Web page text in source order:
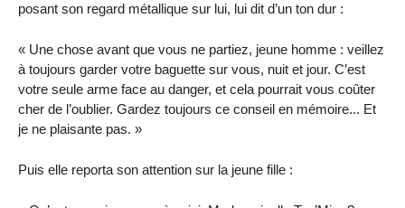
posant son regard métallique sur lui, lui dit d’un ton dur :
« Une chose avant que vous ne partiez, jeune homme : veillez
à toujours garder votre baguette sur vous, nuit et jour. C’est
votre seule arme face au danger, et cela pourrait vous coûter
cher de l’oublier. Gardez toujours ce conseil en mémoire... Et
je ne plaisante pas. »
Puis elle reporta son attention sur la jeune fille :